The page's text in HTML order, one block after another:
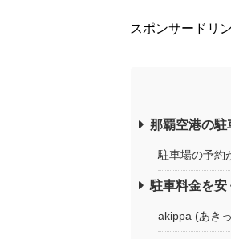
スポンサードリ
那覇空港の駐
駐車場の予約
駐車料金を安
akippa (あき